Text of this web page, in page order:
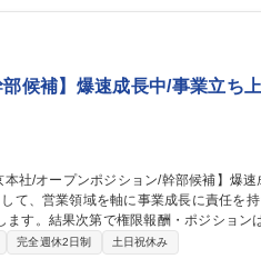
候補】爆速成長中/事業立ち
す。結果次第で権限報酬・ポジション
完全週休2日制 土日祝休み